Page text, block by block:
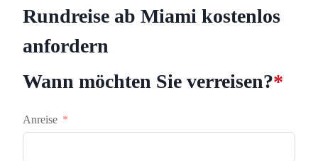
Rundreise ab Miami kostenlos
anfordern
Wann möchten Sie verreisen?*
Anreise